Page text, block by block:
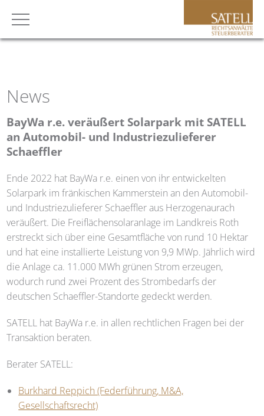
News
BayWa r.e. veräußert Solarpark mit SATELL
an Automobil- und Industriezulieferer
Schaeffler
Ende 2022 hat BayWa r.e. einen von ihr entwickelten
Solarpark im fränkischen Kammerstein an den Automobil-
und Industriezulieferer Schaeffler aus Herzogenaurach
veräußert. Die Freiflächensolaranlage im Landkreis Roth
erstreckt sich über eine Gesamtfläche von rund 10 Hektar
und hat eine installierte Leistung von 9,9 MWp. Jährlich wird
die Anlage ca. 11.000 MWh grünen Strom erzeugen,
wodurch rund zwei Prozent des Strombedarfs der
deutschen Schaeffler-Standorte gedeckt werden.
SATELL hat BayWa r.e. in allen rechtlichen Fragen bei der
Transaktion beraten.
Berater SATELL:
Burkhard Reppich (Federführung, M&A,
Gesellschaftsrecht)